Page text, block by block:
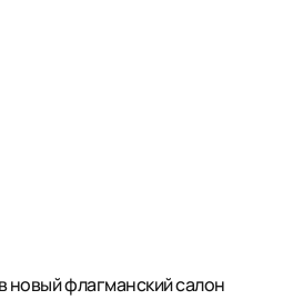
новый флагманский салон